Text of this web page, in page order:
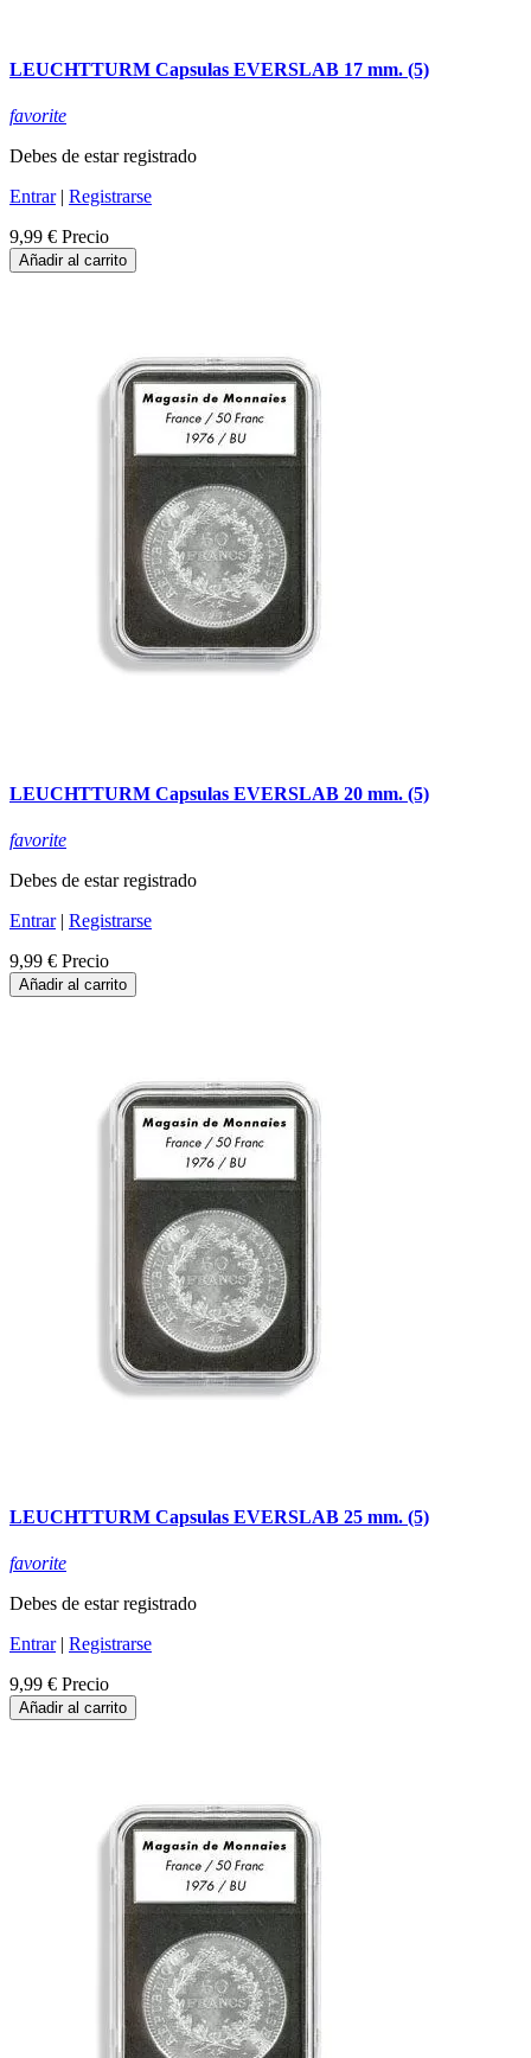
LEUCHTTURM Capsulas EVERSLAB 17 mm. (5)
favorite
Debes de estar registrado
Entrar| Registrarse
9,99 € Precio
Añadir al carrito
LEUCHTTURM Capsulas EVERSLAB 20 mm. (5)
favorite
Debes de estar registrado
Entrar| Registrarse
9,99 € Precio
Añadir al carrito
LEUCHTTURM Capsulas EVERSLAB 25 mm. (5)
favorite
Debes de estar registrado
Entrar| Registrarse
9,99 € Precio
Añadir al carrito